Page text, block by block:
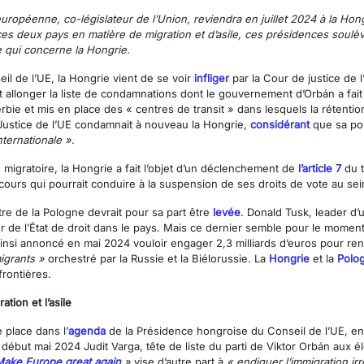
co-législateur de l’Union, reviendra en juillet 2024 à la
deux pays en matière de migration et d’asile, ces présidences
concerne la Hongrie.
de l’UE, la Hongrie vient de se voir infligerpar la Cour de justice de
la liste de condamnations dont le gouvernement d’Orbán a
et mis en place des « centres de transit » dans lesquels la
de l’UE condamnait à nouveau la Hongrie, considérantque sa
».
la Hongrie a fait l’objet d’un déclenchement de l’article 7du
qui pourrait conduire à la suspension de ses droits de vote au
de la Pologne devrait pour sa part être levée. Donald Tusk, leader
l’État de droit dans le pays. Mais ce dernier semble pour le
annoncé en mai 2024 vouloir engager 2,3 milliards d’euros pour
» orchestré par la Russie et la Biélorussie. La Hongrie et la
et l’asile
dans l’agenda de la Présidence hongroise du Conseil de l’UE,
début mai 2024 Judit Varga, tête de liste du parti de Viktor Orbán aux